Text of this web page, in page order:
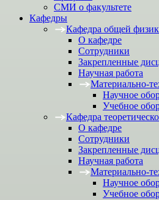
СМИ о факультете
Кафедры
Кафедра общей
О кафедре
Сотрудники
Закрепленные
Научная работа
Материально-
Научное
Учебное
Кафедра
О кафедре
Сотрудники
Закрепленные
Научная работа
Материально-
Научное
Учебное